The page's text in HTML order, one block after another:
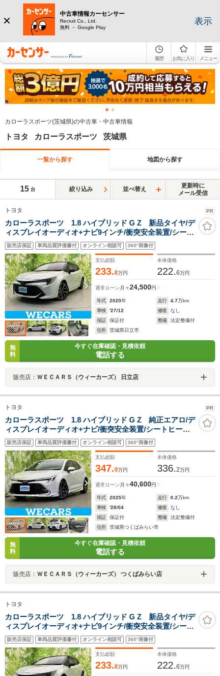
中古車情報カーセンサー
Recruit Co., Ltd.
無料 － Google Play
表示
履歴 お気に入り メニュー
カローラスポーツ(茨城県)の中古車・中古車情報
トヨタ カローラスポーツ 茨城県
一覧から探す 地図から探す
15 台 絞り込み 並べ替え
更新時に
メール受信
トヨタ PR
カローラスポーツ 1.8 ハイブリッド G Z 新品タイヤ/デ
ィスプレイオーディオ+ナビ9インチ/衝突安全装置/シート
ヒーター/車線逸脱防止支援システム/ドライブレコーダー
社外/ヘッドランプ LED/Bluetooth接続
販売店保証 車両品質評価書付 オンライン相談可 360°画像付
支払総額
233.8万円
本体価格
222.6万円
通常ローン 月々24,500円
年式 2020年 走行 4.7万km
車検
'27/12 修復
なし
保証
保証付 整備
法定整備付
住所
茨城県日立市
無
料
今すぐ在庫確認・見積依頼
電話する
販売店： ＷＥＣＡＲＳ（ウィーカーズ） 日立店
トヨタ PR
カローラスポーツ 1.8 ハイブリッド G Z 純正エアロ/デ
ィスプレイオーディオ+ナビ/衝突安全装置/シートヒータ
ー 前席/車線逸脱防止支援システム/ヘッドランプ
LED/Bluetooth接続/ETC2.0/EBD付ABS
販売店保証 車両品質評価書付 オンライン相談可 360°画像付
支払総額
347.9万円
本体価格
336.2万円
通常ローン 月々40,600円
年式 2025年 走行 0.2万km
車検
'28/04 修復
なし
保証
保証付 整備
法定整備付
住所
茨城県つくばみらい市
無
料
今すぐ在庫確認・見積依頼
電話する
販売店： ＷＥＣＡＲＳ（ウィーカーズ） つくばみらい店
トヨタ
カローラスポーツ 1.8 ハイブリッド G Z 新品タイヤ/デ
ィスプレイオーディオ+ナビ9インチ/衝突安全装置/シート
ヒーター/車線逸脱防止支援システム/ドライブレコーダー
社外/ヘッドランプ LED/Bluetooth接続
販売店保証 車両品質評価書付 オンライン相談可 360°画像付
支払総額
233.8万円
本体価格
222.6万円